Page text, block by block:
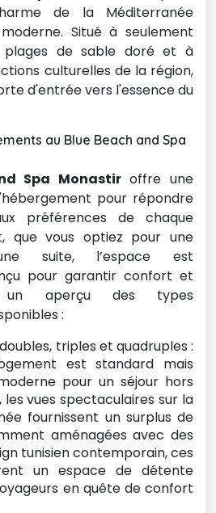
de la Méditerranée
Situé à seulement
plages de sable doré et à
culturelles de la région,
d'entrée vers l'essence du
au Blue Beach and Spa
Spa Monastiroffre une
pour répondre
préférences de chaque
que vous optiez pour une
suite, l’espace est
pour garantir confort et
un aperçu des types
:
triples et quadruples :
est standard mais
pour un séjour hors
les vues spectaculaires sur la
fournissent un surplus de
aménagées avec des
tunisien contemporain, ces
un espace de détente
en quête de confort